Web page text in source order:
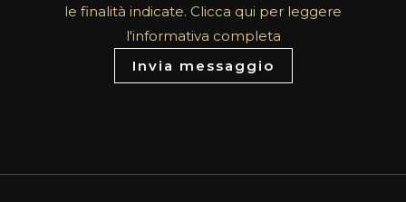
le finalità indicate. Clicca qui per leggere
l'informativa completa
Invia messaggio